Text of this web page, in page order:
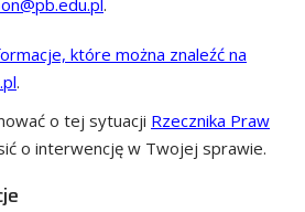
.
które można znaleźć na
.
o tej sytuacji Rzecznika Praw
o interwencję w Twojej sprawie.